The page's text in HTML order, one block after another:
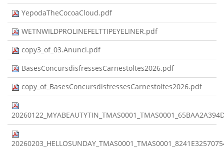
YepodaTheCocoaCloud.pdf
WETNWILDPROLINEFELTTIPEYELINER.pdf
copy3_of_03.Anunci.pdf
BasesConcursdisfressesCarnestoltes2026.pdf
copy_of_BasesConcursdisfressesCarnestoltes2026.pdf